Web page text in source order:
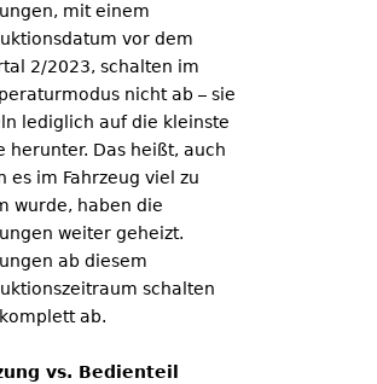
mit einem
vor dem
2/2023, schalten im
nicht ab – sie
lediglich auf die kleinste
herunter. Das heißt, auch
es im Fahrzeug viel zu
wurde, haben die
weiter geheizt.
ab diesem
schalten
ab.
vs. Bedienteil